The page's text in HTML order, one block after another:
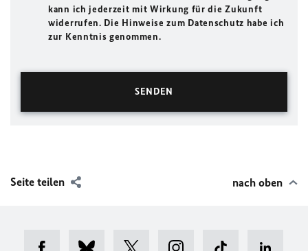
kann ich jederzeit mit Wirkung für die Zukunft
widerrufen. Die Hinweise zum Datenschutz habe ich
zur Kenntnis genommen.
Seite teilen nach oben